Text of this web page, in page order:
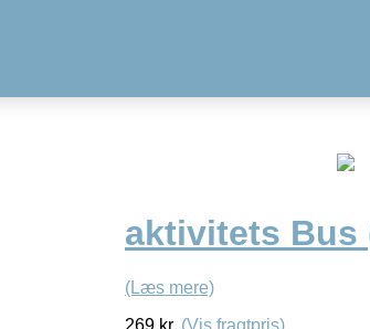
aktivitets Bus
(Læs mere)
269 kr. (Vis fragtpris)